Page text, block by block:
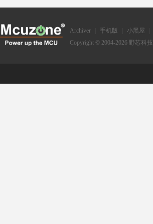
Archiver 手机版 小黑屋
Copyright © 2004-2026 野芯科技